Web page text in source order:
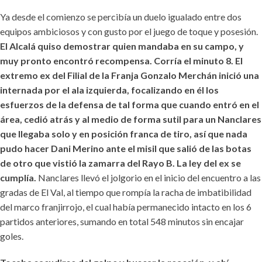
Ya desde el comienzo se percibía un duelo igualado entre dos
equipos ambiciosos y con gusto por el juego de toque y posesión.
El Alcalá quiso demostrar quien mandaba en su campo, y
muy pronto encontró recompensa. Corría el minuto 8. El
extremo ex del Filial de la Franja Gonzalo Merchán inició una
internada por el ala izquierda, focalizando en él los
esfuerzos de la defensa de tal forma que cuando entró en el
área, cedió atrás y al medio de forma sutil para un Nanclares
que llegaba solo y en posición franca de tiro, así que nada
pudo hacer Dani Merino ante el misil que salió de las botas
de otro que vistió la zamarra del Rayo B. La ley del ex se
cumplía. Nanclares llevó el jolgorio en el inicio del encuentro a las
gradas de El Val, al tiempo que rompía la racha de imbatibilidad
del marco franjirrojo, el cual había permanecido intacto en los 6
partidos anteriores, sumando en total 548 minutos sin encajar
goles.